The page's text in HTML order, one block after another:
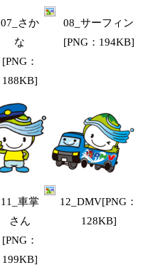
07_さか
な
[PNG：
188KB]
08_サーフィン
[PNG：194KB]
11_車掌
さん
[PNG：
199KB]
12_DMV[PNG：
128KB]